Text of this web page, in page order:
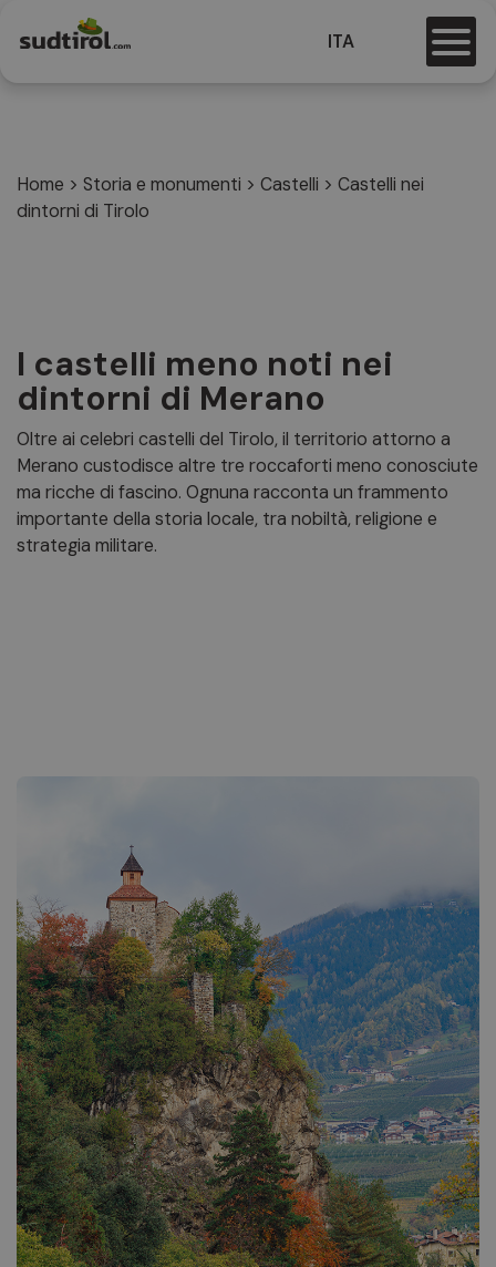
ITA
Home > Storia e monumenti > Castelli > Castelli nei
dintorni di Tirolo
I castelli meno noti nei
dintorni di Merano
Oltre ai celebri castelli del Tirolo, il territorio attorno a
Merano custodisce altre tre roccaforti meno conosciute
ma ricche di fascino. Ognuna racconta un frammento
importante della storia locale, tra nobiltà, religione e
strategia militare.